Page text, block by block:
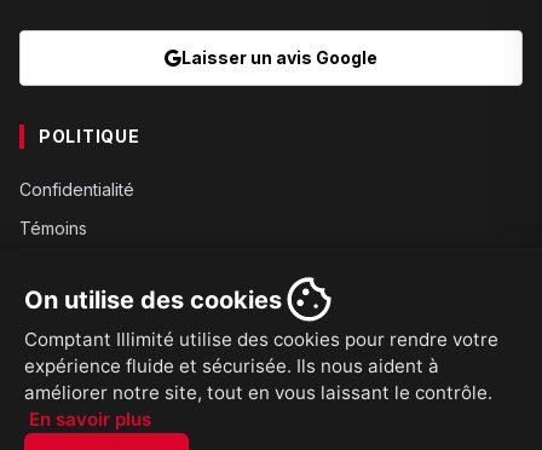
On utilise des cookies
Comptant Illimité utilise des cookies pour rendre votre
expérience fluide et sécurisée. Ils nous aident à
améliorer notre site, tout en vous laissant le contrôle.
En savoir plus
Laisser un avis Google
POLITIQUE
Confidentialité
Témoins
Conditions
Expédition
Retours